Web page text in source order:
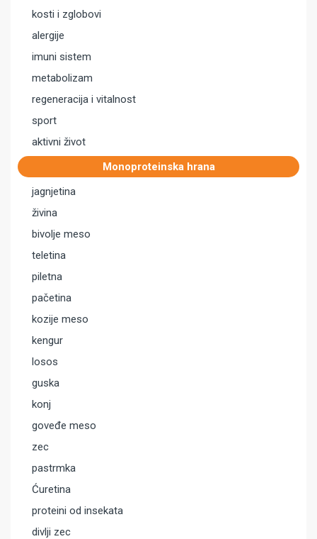
kosti i zglobovi
alergije
imuni sistem
metabolizam
regeneracija i vitalnost
sport
aktivni život
Monoproteinska hrana
jagnjetina
živina
bivolje meso
teletina
piletna
pačetina
kozije meso
kengur
losos
guska
konj
goveđe meso
zec
pastrmka
Ćuretina
proteini od insekata
divlji zec